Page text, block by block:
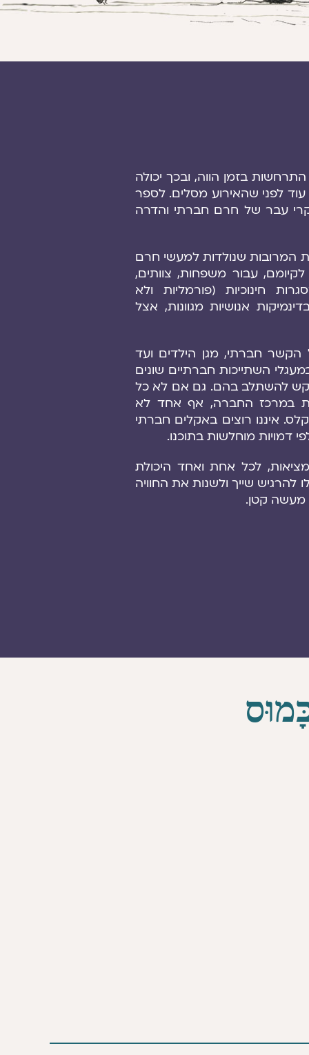
בזמן הווה, ובכך יכולה
לפני שהאירוע מסלים. לספר
עבר של חרם חברתי והדרה
המרובות שנולדות למעשי חרם
לקיומם, עבור משפחות, צוותים,
חינוכיות (פורמליות ולא
אנושיות מגוונות, אצל
הקשר חברתי, מגן הילדים ועד
השתייכות חברתיים שונים
להשתלב בהם. גם אם לא כל
במרכז החברה, אף אחד לא
איננו רוצים באקלים חברתי
דמויות מוחלשות בתוכנו.
לכל אחת ואחד היכולת
להרגיש שייך ולשנות את החוויה
מעשה קטן.